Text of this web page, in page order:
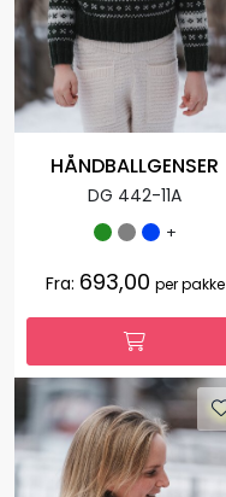
HÅNDBALLGENSER
DG 442-11A
+
Fra: 693,00 per pakke